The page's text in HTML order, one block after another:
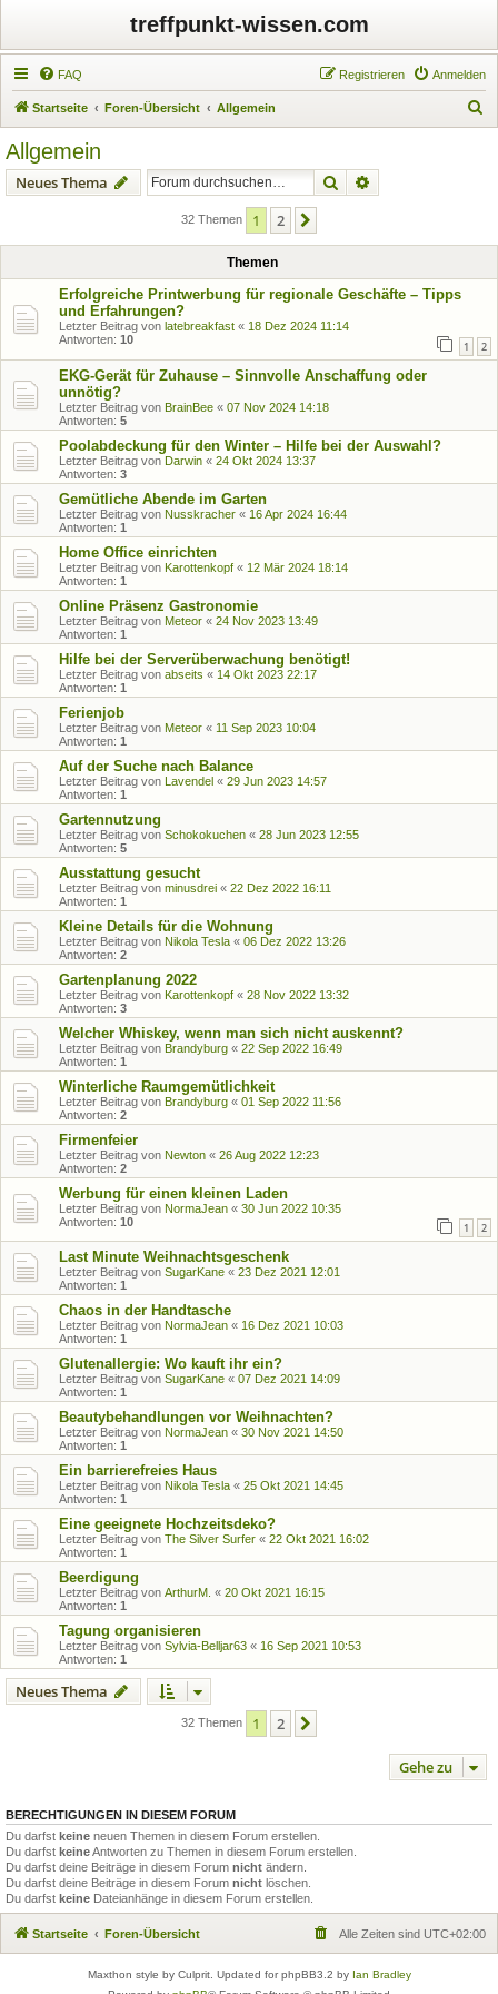
treffpunkt-wissen.com
FAQ Anmelden
Registrieren
Startseite Foren-Übersicht Allgemein
Allgemein
Neues Thema Suche
32 Themen 1 2
Themen
Erfolgreiche Printwerbung für regionale Geschäfte – Tipps
und Erfahrungen?
Letzter Beitrag von latebreakfast « 18 Dez 2024 11:14
Antworten: 10 1 2
EKG-Gerät für Zuhause – Sinnvolle Anschaffung oder
unnötig?
Letzter Beitrag von BrainBee « 07 Nov 2024 14:18
Antworten: 5
Poolabdeckung für den Winter – Hilfe bei der Auswahl?
Letzter Beitrag von Darwin « 24 Okt 2024 13:37
Antworten: 3
Gemütliche Abende im Garten
Letzter Beitrag von Nusskracher « 16 Apr 2024 16:44
Antworten: 1
Home Office einrichten
Letzter Beitrag von Karottenkopf « 12 Mär 2024 18:14
Antworten: 1
Online Präsenz Gastronomie
Letzter Beitrag von Meteor « 24 Nov 2023 13:49
Antworten: 1
Hilfe bei der Serverüberwachung benötigt!
Letzter Beitrag von abseits « 14 Okt 2023 22:17
Antworten: 1
Ferienjob
Letzter Beitrag von Meteor « 11 Sep 2023 10:04
Antworten: 1
Auf der Suche nach Balance
Letzter Beitrag von Lavendel « 29 Jun 2023 14:57
Antworten: 1
Gartennutzung
Letzter Beitrag von Schokokuchen « 28 Jun 2023 12:55
Antworten: 5
Ausstattung gesucht
Letzter Beitrag von minusdrei « 22 Dez 2022 16:11
Antworten: 1
Kleine Details für die Wohnung
Letzter Beitrag von Nikola Tesla « 06 Dez 2022 13:26
Antworten: 2
Gartenplanung 2022
Letzter Beitrag von Karottenkopf « 28 Nov 2022 13:32
Antworten: 3
Welcher Whiskey, wenn man sich nicht auskennt?
Letzter Beitrag von Brandyburg « 22 Sep 2022 16:49
Antworten: 1
Winterliche Raumgemütlichkeit
Letzter Beitrag von Brandyburg « 01 Sep 2022 11:56
Antworten: 2
Firmenfeier
Letzter Beitrag von Newton « 26 Aug 2022 12:23
Antworten: 2
Werbung für einen kleinen Laden
Letzter Beitrag von NormaJean « 30 Jun 2022 10:35
Antworten: 10 1 2
Last Minute Weihnachtsgeschenk
Letzter Beitrag von SugarKane « 23 Dez 2021 12:01
Antworten: 1
Chaos in der Handtasche
Letzter Beitrag von NormaJean « 16 Dez 2021 10:03
Antworten: 1
Glutenallergie: Wo kauft ihr ein?
Letzter Beitrag von SugarKane « 07 Dez 2021 14:09
Antworten: 1
Beautybehandlungen vor Weihnachten?
Letzter Beitrag von NormaJean « 30 Nov 2021 14:50
Antworten: 1
Ein barrierefreies Haus
Letzter Beitrag von Nikola Tesla « 25 Okt 2021 14:45
Antworten: 1
Eine geeignete Hochzeitsdeko?
Letzter Beitrag von The Silver Surfer « 22 Okt 2021 16:02
Antworten: 1
Beerdigung
Letzter Beitrag von ArthurM. « 20 Okt 2021 16:15
Antworten: 1
Tagung organisieren
Letzter Beitrag von Sylvia-Belljar63 « 16 Sep 2021 10:53
Antworten: 1
Neues Thema
32 Themen 1 2
Gehe zu
BERECHTIGUNGEN IN DIESEM FORUM
Du darfst keine neuen Themen in diesem Forum erstellen.
Du darfst keineAntworten zu Themen in diesem Forum erstellen.
Du darfst deine Beiträge in diesem Forum nicht ändern.
Du darfst deine Beiträge in diesem Forum nicht löschen.
Du darfst keine Dateianhänge in diesem Forum erstellen.
Startseite Foren-Übersicht Alle Zeiten sind UTC+02:00
Maxthon style by Culprit. Updated for phpBB3.2 by Ian Bradley